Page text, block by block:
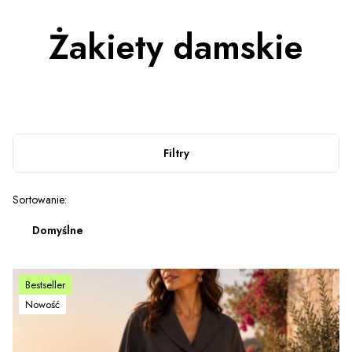
Żakiety damskie
Filtry
Lista produktów
Sortowanie:
Domyślne
Bestseller
Nowość